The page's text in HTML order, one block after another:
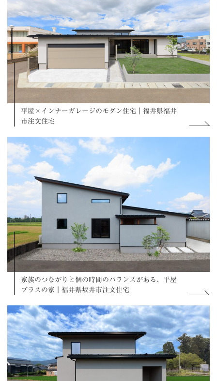
平屋×インナーガレージのモダン住宅｜福井県福井
市注文住宅
家族のつながりと個の時間のバランスがある、平屋
プラスの家｜福井県坂井市注文住宅